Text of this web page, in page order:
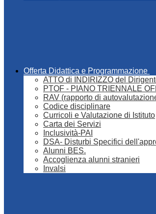
Offerta Didattica e Programmazione
ATTO di INDIRIZZO del
PTOF - PIANO TRIENNALE
RAV (rapporto di
Codice disciplinare
Curricoli e Valutazione di Istituto
Carta dei Servizi
Inclusività-PAI
DSA- Disturbi Specifici
Alunni BES.
Accoglienza alunni stranieri
Invalsi